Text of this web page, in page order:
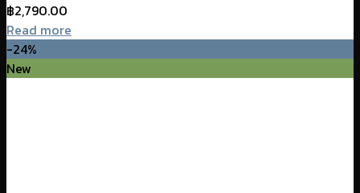
฿2,790.00
Read more
-24%
New